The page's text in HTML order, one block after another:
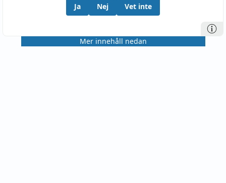
Ja Nej Vet inte
Mer innehåll nedan